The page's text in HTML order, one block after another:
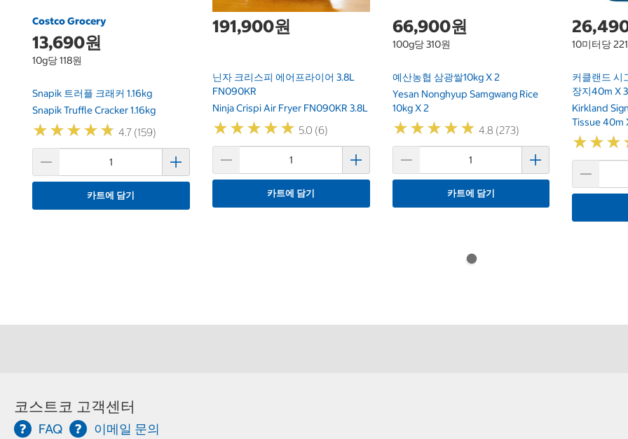
Costco Grocery
13,690원
10g당 118원
Snapik 트러플 크래커 1.16kg
Snapik Truffle Cracker 1.16kg
★★★★★
★★★★★ 4.7 (159)
카트에 담기
191,900원
닌자 크리스피 에어프라이어 3.8L
FN090KR
Ninja Crispi Air Fryer FN090KR 3.8L
★★★★★
★★★★★ 5.0 (6)
카트에 담기
66,900원
100g당 310원
예산농협 삼광쌀10kg X 2
Yesan Nonghyup Samgwang Rice
10kg X 2
★★★★★
★★★★★ 4.8 (273)
카트에 담기
10미터당
커클랜드 시
장지40m X
Kirkland
Tissue 40m
★★★
★★★
코스트코 고객센터
FAQ 이메일 문의